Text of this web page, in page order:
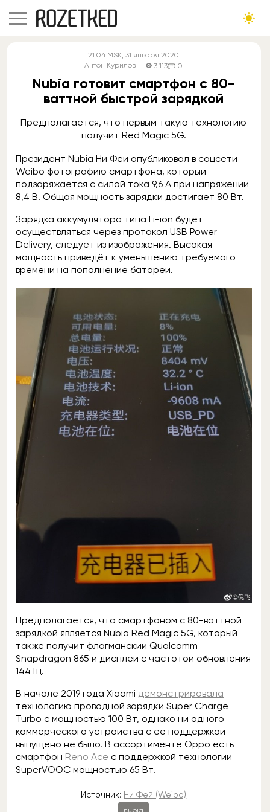
21:04 MSK, 31 января 2020
Антон Курилов
3 113 0
Nubia готовит смартфон с 80-
ваттной быстрой зарядкой
Предполагается, что первым такую технологию
получит Red Magic 5G.
Президент Nubia Ни Фей опубликовал в соцсети
Weibo фотографию смартфона, который
подзаряжается с силой тока 9,6 А при напряжении
8,4 В. Общая мощность зарядки достигает 80 Вт.
Зарядка аккумулятора типа Li-ion будет
осуществляться через протокол USB Power
Delivery, следует из изображения. Высокая
мощность приведёт к уменьшению требуемого
времени на пополнение батареи.
Предполагается, что смартфоном с 80-ваттной
зарядкой является Nubia Red Magic 5G, который
также получит флагманский Qualcomm
Snapdragon 865 и дисплей с частотой обновления
144 Гц.
В начале 2019 года Xiaomi демонстрировала
технологию проводной зарядки Super Charge
Turbo с мощностью 100 Вт, однако ни одного
коммерческого устройства с её поддержкой
выпущено не было. В ассортименте Oppo есть
смартфон Reno Ace с поддержкой технологии
SuperVOOC мощностью 65 Вт.
Источник: Ни Фей (Weibo)
nubia